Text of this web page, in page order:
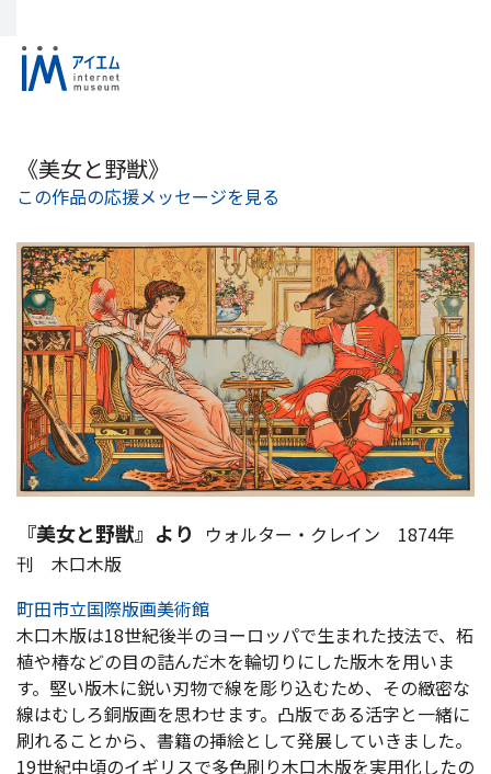
《美女と野獣》
この作品の応援メッセージを見る
『美女と野獣』より
ウォルター・クレイン 1874年
刊 木口木版
町田市立国際版画美術館
木口木版は18世紀後半のヨーロッパで生まれた技法で、柘
植や椿などの目の詰んだ木を輪切りにした版木を用いま
す。堅い版木に鋭い刃物で線を彫り込むため、その緻密な
線はむしろ銅版画を思わせます。凸版である活字と一緒に
刷れることから、書籍の挿絵として発展していきました。
19世紀中頃のイギリスで多色刷り木口木版を実用化したの